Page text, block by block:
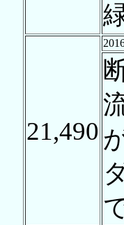
21,490